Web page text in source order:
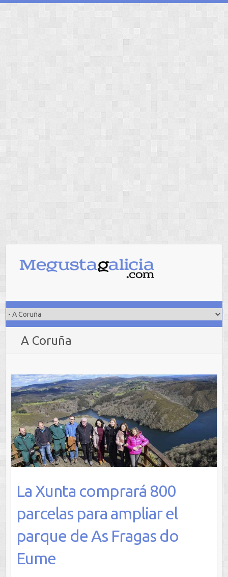
contenido
A Coruña
La Xunta comprará 800
parcelas para ampliar el
parque de As Fragas do
Eume